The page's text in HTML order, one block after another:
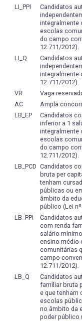
LI_PPI
Candidatos
integralmente
escolas
do campo
12.711/2012).
LI_Q
Candidatos
integralmente
12.711/2012).
VR
Vaga
AC
Ampla
LB_EP
Candidatos
inferior a 1
integralmente
escolas
do campo
12.711/2012).
LB_PCD Candidatos
bruta per
tenham
públicas ou
âmbito da
público (Lei
LB_PPI
Candidatos
com renda
salário
ensino médio
comunitárias
campo
12.711/2012).
LB_Q
Candidatos
familiar bruta
e que tenham
escolas
no âmbito da
poder público